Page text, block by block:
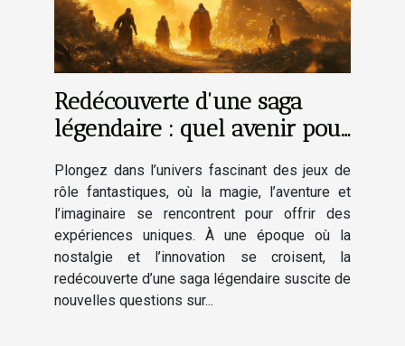
Redécouverte d'une saga
légendaire : quel avenir pour
?
Plongez dans l’univers fascinant des jeux de
rôle fantastiques, où la magie, l’aventure et
l’imaginaire se rencontrent pour offrir des
expériences uniques. À une époque où la
nostalgie et l’innovation se croisent, la
redécouverte d’une saga légendaire suscite de
nouvelles questions sur...